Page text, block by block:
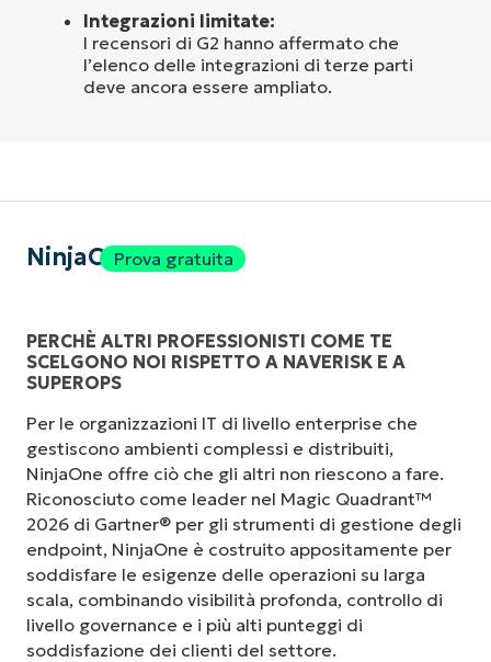
Integrazioni limitate:
I recensori di G2 hanno affermato che
l’elenco delle integrazioni di terze parti
deve ancora essere ampliato.
NinjaOneProva gratuita
PERCHÈ ALTRI PROFESSIONISTI COME TE
SCELGONO NOI RISPETTO A NAVERISK E A
SUPEROPS
Per le organizzazioni IT di livello enterprise che
gestiscono ambienti complessi e distribuiti,
NinjaOne offre ciò che gli altri non riescono a fare.
Riconosciuto come leader nel Magic Quadrant™
2026 di Gartner® per gli strumenti di gestione degli
endpoint, NinjaOne è costruito appositamente per
soddisfare le esigenze delle operazioni su larga
scala, combinando visibilità profonda, controllo di
livello governance e i più alti punteggi di
soddisfazione dei clienti del settore.